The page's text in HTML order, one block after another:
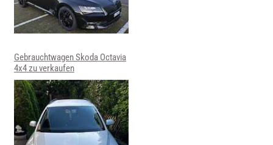
Gebrauchtwagen Skoda Octavia
4x4 zu verkaufen